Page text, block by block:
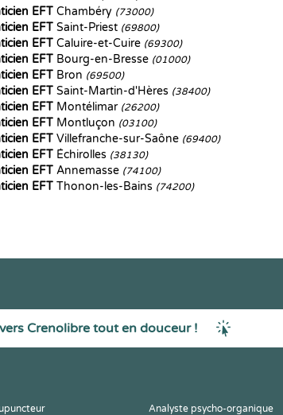
EFT Chambéry (73000)
EFT Saint-Priest (69800)
EFT Caluire-et-Cuire (69300)
EFT Bourg-en-Bresse (01000)
EFT Bron (69500)
EFT Saint-Martin-d'Hères (38400)
EFT Montélimar (26200)
EFT Montluçon (03100)
EFT Villefranche-sur-Saône (69400)
EFT Échirolles (38130)
EFT Annemasse (74100)
EFT Thonon-les-Bains (74200)
Crenolibre tout en douceur !
Analyste psycho-organique